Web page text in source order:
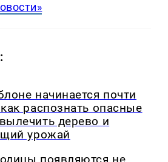
начинается почти
распознать опасные
дерево и
урожай